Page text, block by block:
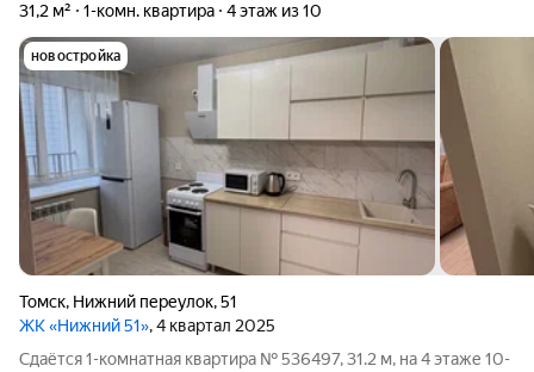
31,2 м² 1-комн. квартира 4 этаж из 10
новостройка
Томск, Нижний переулок,51
ЖК «Нижний 51», 4 квартал 2025
Сдаётся 1-комнатная квартира № 536497, 31.2 м, на 4 этаже 10-